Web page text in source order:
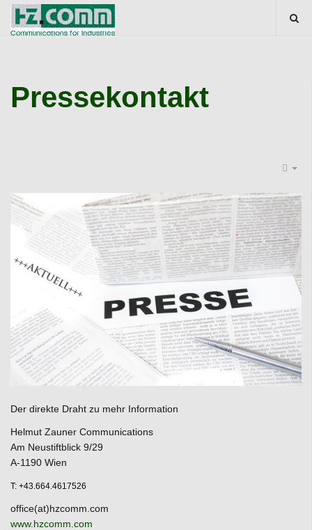
Pressekontakt
Der direkte Draht zu mehr Information
Helmut Zauner Communications
Am Neustiftblick 9/29
A-1190 Wien
T: +43.664.4617526
office(at)hzcomm.com
www.hzcomm.com